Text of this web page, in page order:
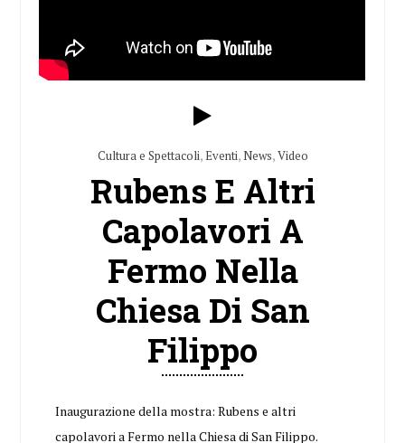
Cultura e Spettacoli,Eventi,News,Video
Rubens E Altri
Capolavori A
Fermo Nella
Chiesa Di San
Filippo
Inaugurazione della mostra: Rubens e altri
capolavori a Fermo nella Chiesa di San Filippo.